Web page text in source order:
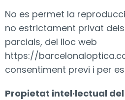
No es permet la
no estrictament privat
parcials, del lloc web
https://
consentiment previ i per
Propietat intel·lectual